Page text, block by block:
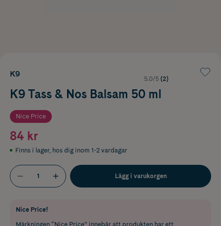
K9
5.0/5 (2)
K9 Tass & Nos Balsam 50 ml
Nice Price
84 kr
Finns i lager, hos dig inom 1-2 vardagar
Lägg i varukorgen
Nice Price!
Märkningen “Nice Price” innebär att produkten har ett